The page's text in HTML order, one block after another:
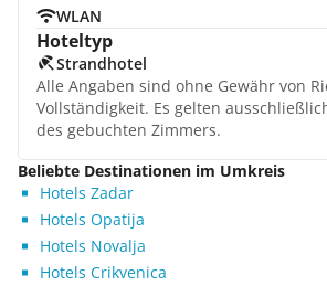
WLAN
Hoteltyp
Strandhotel
Alle Angaben sind ohne Gewähr von
Vollständigkeit. Es gelten
des gebuchten Zimmers.
Beliebte Destinationen im Umkreis
Hotels Zadar
Hotels Opatija
Hotels Novalja
Hotels Crikvenica